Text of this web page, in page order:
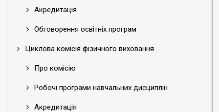
Акредитація
Обговорення освітніх програм
Циклова комісія фізичного виховання
Про комісію
Робочі програми навчальних дисциплін
Акредитація